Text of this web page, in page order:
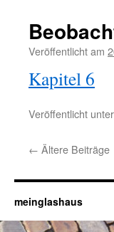
Veröffentlicht am
Kapitel 6
Veröffentlicht unter
← Ältere Beiträge
meinglashaus